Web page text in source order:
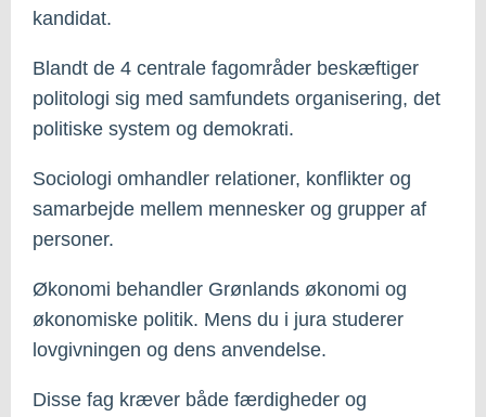
kandidat.
Blandt de 4 centrale fagområder beskæftiger
politologi sig med samfundets organisering, det
politiske system og demokrati.
Sociologi omhandler relationer, konflikter og
samarbejde mellem mennesker og grupper af
personer.
Økonomi behandler Grønlands økonomi og
økonomiske politik. Mens du i jura studerer
lovgivningen og dens anvendelse.
Disse fag kræver både færdigheder og